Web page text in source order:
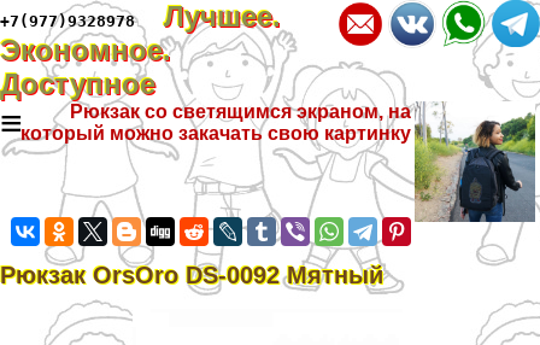
+7(977)9328978
Лучшее.
Экономное.
Доступное
≡
Рюкзак со светящимся экраном, на
который можно закачать свою картинку
Рюкзак OrsOro DS-0092 Мятный